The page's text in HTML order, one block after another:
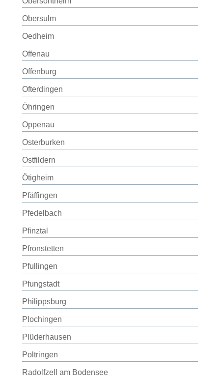
Obersulm
Oedheim
Offenau
Offenburg
Ofterdingen
Öhringen
Oppenau
Osterburken
Ostfildern
Ötigheim
Pfäffingen
Pfedelbach
Pfinztal
Pfronstetten
Pfullingen
Pfungstadt
Philippsburg
Plochingen
Plüderhausen
Poltringen
Radolfzell am Bodensee